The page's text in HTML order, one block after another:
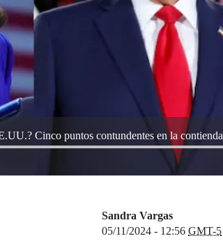
Cinco puntos contundentes en la contienda
Sandra Vargas
05/11/2024 - 12:56 GMT-5